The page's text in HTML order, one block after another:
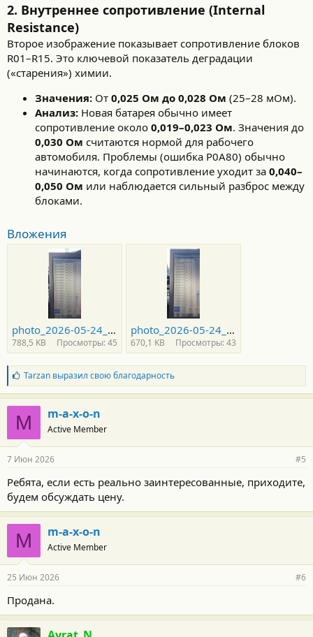
2. Внутреннее сопротивление (Internal
Resistance)
Второе изображение показывает сопротивление блоков
R01–R15. Это ключевой показатель деградации
(«старения») химии.
Значения: От 0,025 Ом до 0,028 Ом (25–28 мОм).
Анализ: Новая батарея обычно имеет
сопротивление около 0,019–0,023 Ом. Значения до
0,030 Ом считаются нормой для рабочего
автомобиля. Проблемы (ошибка P0A80) обычно
начинаются, когда сопротивление уходит за 0,040–
0,050 Ом или наблюдается сильный разброс между
блоками.
Вложения
photo_2026-05-24_19-04-11.jpg
788,5 KB Просмотры: 45
photo_2026-05-24_19-04-16.jpg
670,1 KB Просмотры: 43
Б
л
а
г
о
д
а
н
о
с
т
и
:
Tarzanвыразил свою благодарность
M m-a-x-o-n
Active Member
7 Июн 2026 #5
Ребята, если есть реально заинтересованные, приходите,
будем обсуждать цену.
M m-a-x-o-n
Active Member
25 Июн 2026 #6
Продана.